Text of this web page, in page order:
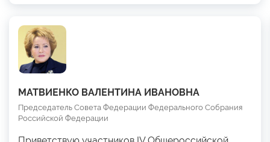
МАТВИЕНКО ВАЛЕНТИНА ИВАНОВНА
Председатель Совета Федерации Федерального Собрания
Российской Федерации